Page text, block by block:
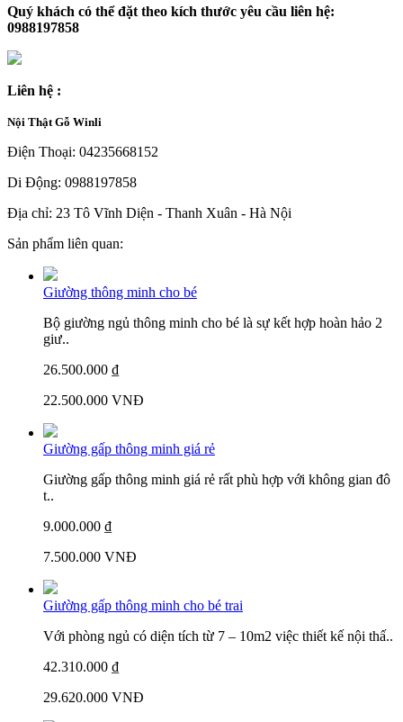
Quý khách có thể đặt theo kích thước yêu cầu liên hệ:
0988197858
Liên hệ :
Nội Thật Gỗ Winli
Điện Thoại: 04235668152
Di Động: 0988197858
Địa chỉ: 23 Tô Vĩnh Diện - Thanh Xuân - Hà Nội
Sản phẩm liên quan:
Giường thông minh cho bé
Bộ giường ngủ thông minh cho bé là sự kết hợp hoàn hảo 2
giư..
26.500.000 ₫
22.500.000 VNĐ
Giường gấp thông minh giá rẻ
Giường gấp thông minh giá rẻ rất phù hợp với không gian đô
t..
9.000.000 ₫
7.500.000 VNĐ
Giường gấp thông minh cho bé trai
Với phòng ngủ có diện tích từ 7 – 10m2 việc thiết kế nội thấ..
42.310.000 ₫
29.620.000 VNĐ